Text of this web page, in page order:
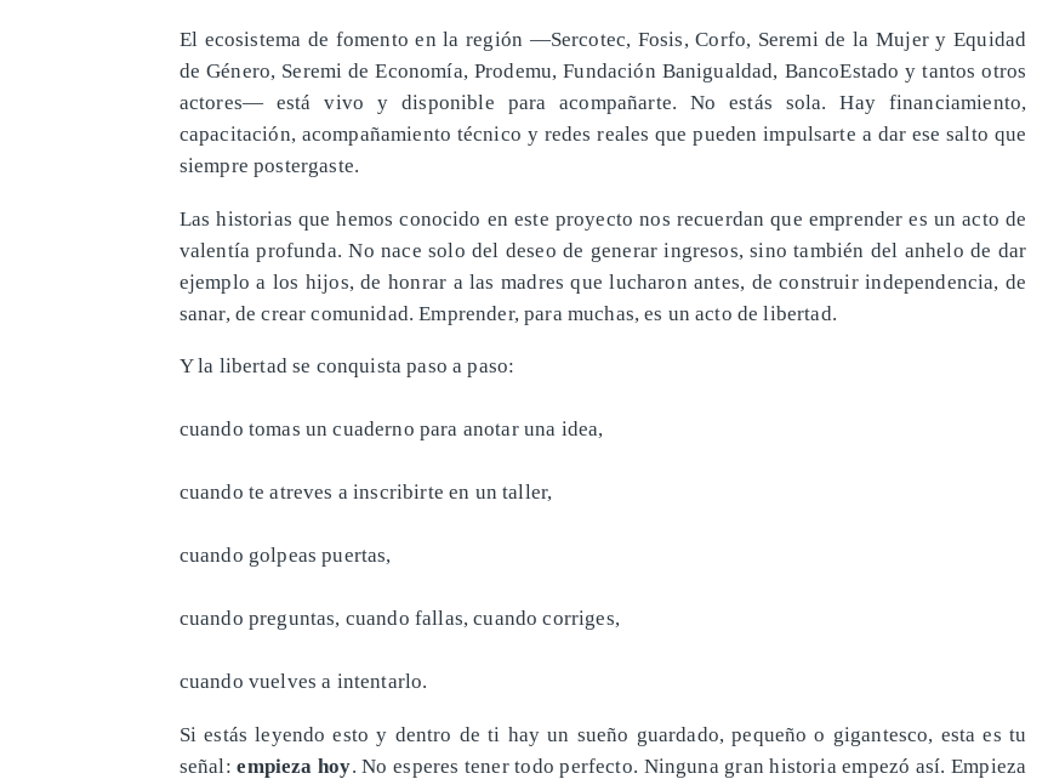
El ecosistema de fomento en la región —Sercotec, Fosis, Corfo, Seremi de la Mujer y Equidad
de Género, Seremi de Economía, Prodemu, Fundación Banigualdad, BancoEstado y tantos otros
actores— está vivo y disponible para acompañarte. No estás sola. Hay financiamiento,
capacitación, acompañamiento técnico y redes reales que pueden impulsarte a dar ese salto que
siempre postergaste.
Las historias que hemos conocido en este proyecto nos recuerdan que emprender es un acto de
valentía profunda. No nace solo del deseo de generar ingresos, sino también del anhelo de dar
ejemplo a los hijos, de honrar a las madres que lucharon antes, de construir independencia, de
sanar, de crear comunidad. Emprender, para muchas, es un acto de libertad.
Y la libertad se conquista paso a paso:
cuando tomas un cuaderno para anotar una idea,
cuando te atreves a inscribirte en un taller,
cuando golpeas puertas,
cuando preguntas, cuando fallas, cuando corriges,
cuando vuelves a intentarlo.
Si estás leyendo esto y dentro de ti hay un sueño guardado, pequeño o gigantesco, esta es tu
señal:empieza hoy. No esperes tener todo perfecto. Ninguna gran historia empezó así. Empieza